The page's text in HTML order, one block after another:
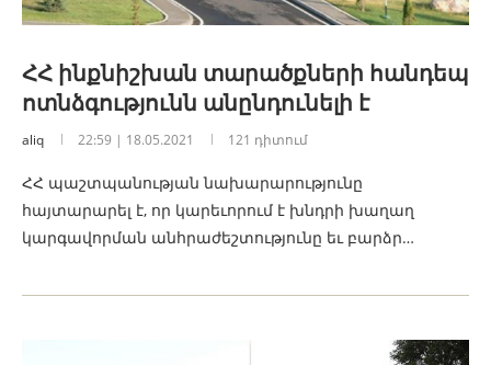
ՀՀ ինքնիշխան տարածքների հանդեպ
ոտնձգությունն անընդունելի է
aliq 22:59 | 18.05.2021 121 դիտում
ՀՀ պաշտպանության նախարարությունը
հայտարարել է, որ կարեւորում է խնդրի խաղաղ
կարգավորման անհրաժեշտությունը եւ բարձր…